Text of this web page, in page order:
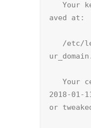
Your
aved at:
/etc/
Your
2018-01-
or